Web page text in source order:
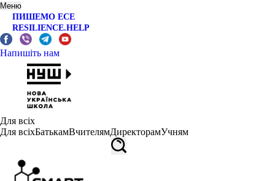
Меню
ПИШЕМО ЕСЕ
RESILIENCE.HELP
Напишіть нам
Для всіх
Для всіхБатькамВчителямДиректорамУчням